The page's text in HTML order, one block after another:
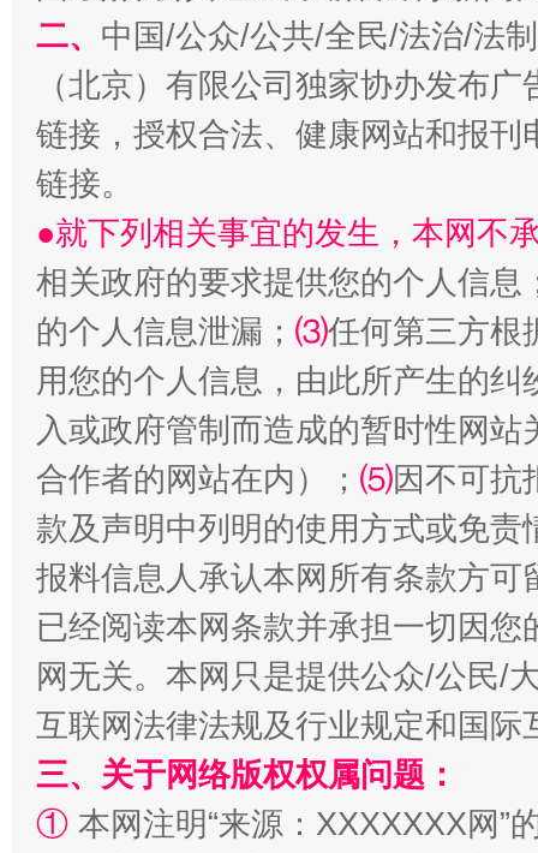
魏明亮
“刷贴”乱象丛生
生
揭批美国五大"原罪" "炒
二、 中国/公众/公共/全民/法治/法
（北京）有限公司独家协办发布
链接，授权合法、健康网站和报
链接。
●就下列相关事宜的发生，本网不
相关政府的要求提供您的个人信息
的个人信息泄漏； ⑶任何第三方根
用您的个人信息，由此所产生的纠
入或政府管制而造成的暂时性网
合作者的网站在内）； ⑸因不可抗
款及声明中列明的使用方式或免责
报料信息人承认本网所有条款方
已经阅读本网条款并承担一切因
网无关。本网只是提供公众/公民/
互联网法律法规及行业规定和国
三、关于网络版权权属问题：
① 本网注明“来源：XXXXXXX网”